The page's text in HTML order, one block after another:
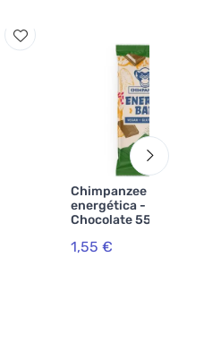
Chimpanzee Barrita
energética - Plátano &
Chocolate 55 g
1,55 €